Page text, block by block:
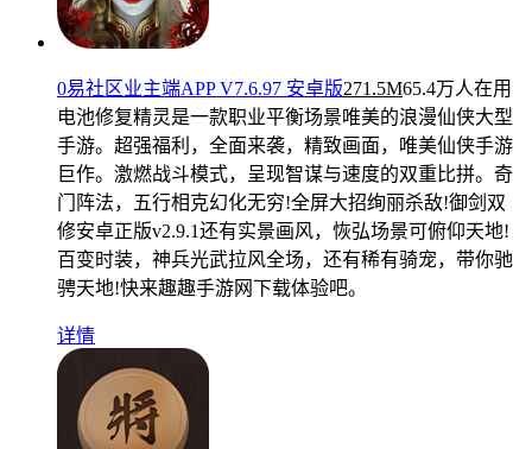
0易社区业主端APP V7.6.97 安卓版271.5M65.4万人在用
电池修复精灵是一款职业平衡场景唯美的浪漫仙侠大型
手游。超强福利，全面来袭，精致画面，唯美仙侠手游
巨作。激燃战斗模式，呈现智谋与速度的双重比拼。奇
门阵法，五行相克幻化无穷!全屏大招绚丽杀敌!御剑双
修安卓正版v2.9.1还有实景画风，恢弘场景可俯仰天地!
百变时装，神兵光武拉风全场，还有稀有骑宠，带你驰
骋天地!快来趣趣手游网下载体验吧。
详情